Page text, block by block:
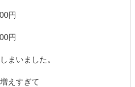
円
円
まいました。
えすぎて